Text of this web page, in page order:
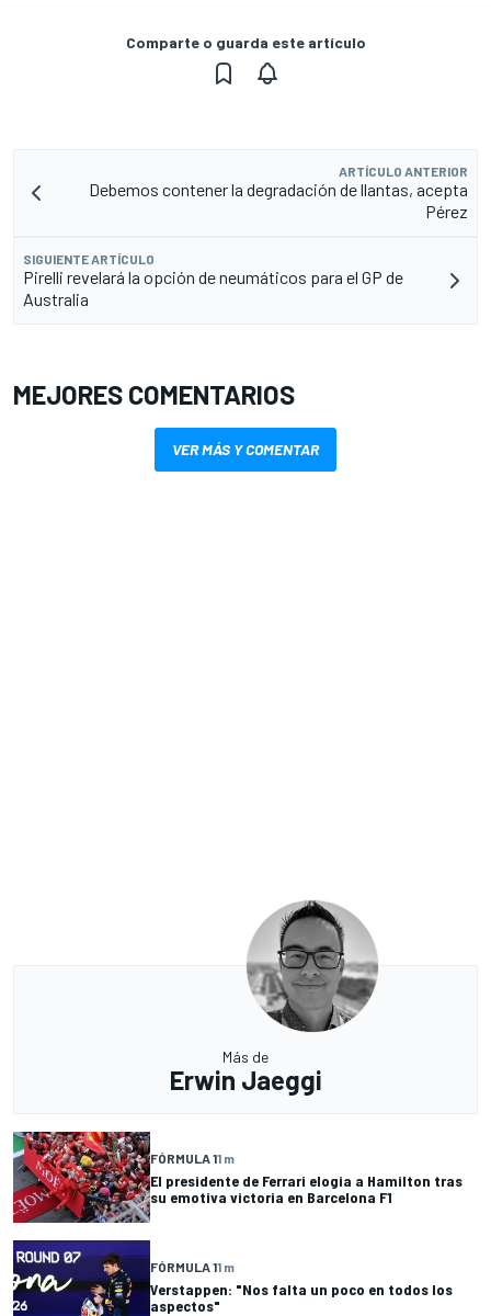
Comparte o guarda este artículo
ARTÍCULO ANTERIOR
Debemos contener la degradación de llantas, acepta
Pérez
SIGUIENTE ARTÍCULO
Pirelli revelará la opción de neumáticos para el GP de
Australia
MEJORES COMENTARIOS
VER MÁS Y COMENTAR
Más de
Erwin Jaeggi
FÓRMULA 11 m
El presidente de Ferrari elogia a Hamilton tras
su emotiva victoria en Barcelona F1
FÓRMULA 11 m
Verstappen: "Nos falta un poco en todos los
aspectos"